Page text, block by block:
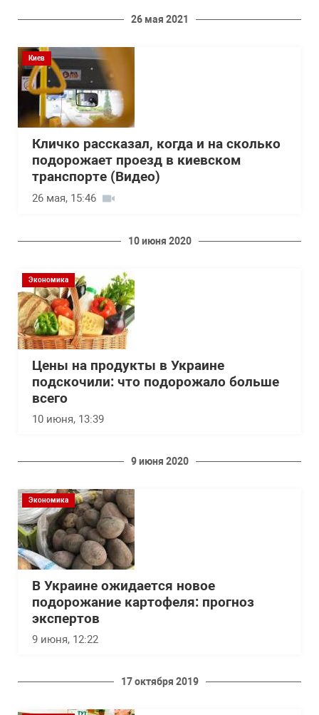
26 мая 2021
Киев
Кличко рассказал, когда и на сколько
подорожает проезд в киевском
транспорте (Видео)
26 мая, 15:46
10 июня 2020
Экономика
Цены на продукты в Украине
подскочили: что подорожало больше
всего
10 июня, 13:39
9 июня 2020
Экономика
В Украине ожидается новое
подорожание картофеля: прогноз
экспертов
9 июня, 12:22
17 октября 2019